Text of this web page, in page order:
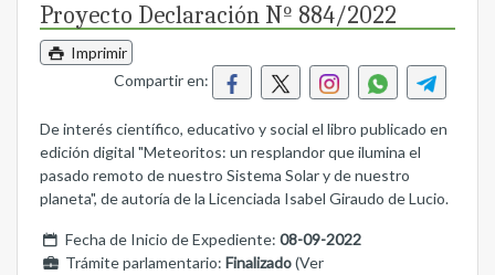
Proyecto Declaración Nº 884/2022
Imprimir
Compartir en:
De interés científico, educativo y social el libro publicado en
edición digital "Meteoritos: un resplandor que ilumina el
pasado remoto de nuestro Sistema Solar y de nuestro
planeta", de autoría de la Licenciada Isabel Giraudo de Lucio.
Fecha de Inicio de Expediente: 08-09-2022
Trámite parlamentario: Finalizado(Ver